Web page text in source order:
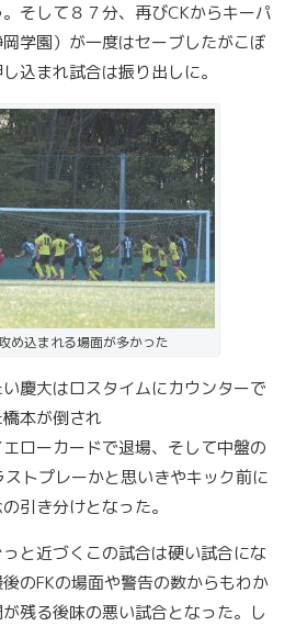
そして８７分、再びCKからキーパ
学園）が一度はセーブしたがこぼ
込まれ試合は振り出しに。
め込まれる場面が多かった
慶大はロスタイムにカウンターで
本が倒され
ローカードで退場、そして中盤の
トプレーかと思いきやキック前に
引き分けとなった。
と近づくこの試合は硬い試合にな
のFKの場面や警告の数からもわか
残る後味の悪い試合となった。し